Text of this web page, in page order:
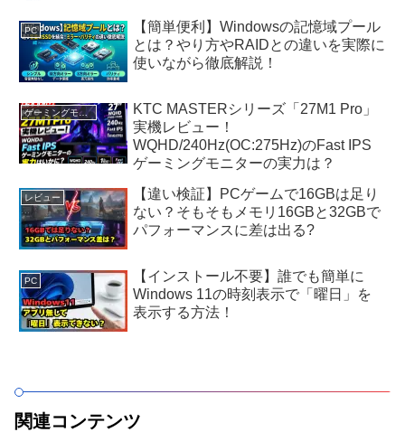
PC
【簡単便利】Windowsの記憶域プール
とは？やり方やRAIDとの違いを実際に
使いながら徹底解説！
ゲーミングモニター
KTC MASTERシリーズ「27M1 Pro」
実機レビュー！
WQHD/240Hz(OC:275Hz)のFast IPS
ゲーミングモニターの実力は？
レビュー
【違い検証】PCゲームで16GBは足り
ない？そもそもメモリ16GBと32GBで
パフォーマンスに差は出る?
PC
【インストール不要】誰でも簡単に
Windows 11の時刻表示で「曜日」を
表示する方法！
関連コンテンツ